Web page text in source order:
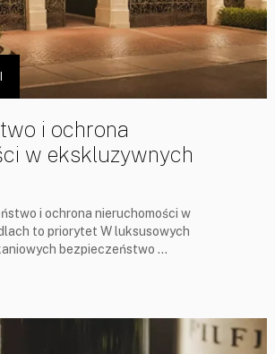
i ochrona
w ekskluzywnych
i ochrona nieruchomości w
to priorytet W luksusowych
bezpieczeństwo …